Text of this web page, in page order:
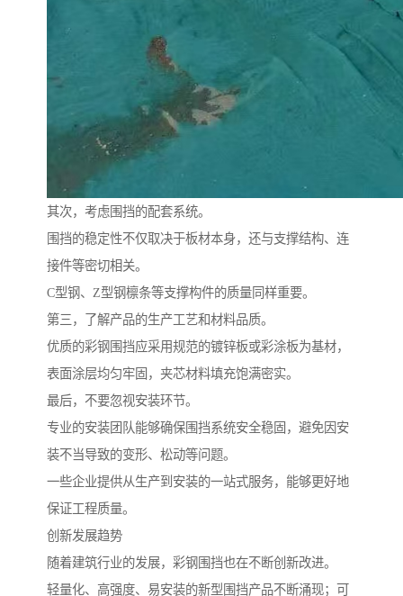
其次，考虑围挡的配套系统。
围挡的稳定性不仅取决于板材本身，还与支撑结构、连
接件等密切相关。
C型钢、Z型钢檩条等支撑构件的质量同样重要。
第三，了解产品的生产工艺和材料品质。
优质的彩钢围挡应采用规范的镀锌板或彩涂板为基材，
表面涂层均匀牢固，夹芯材料填充饱满密实。
最后，不要忽视安装环节。
专业的安装团队能够确保围挡系统安全稳固，避免因安
装不当导致的变形、松动等问题。
一些企业提供从生产到安装的一站式服务，能够更好地
保证工程质量。
创新发展趋势
随着建筑行业的发展，彩钢围挡也在不断创新改进。
轻量化、高强度、易安装的新型围挡产品不断涌现；可